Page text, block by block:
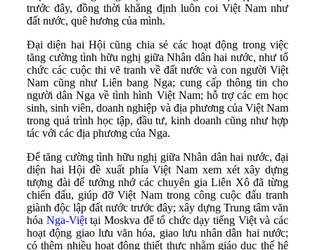
trước đây, đồng thời khẳng định luôn coi Việt Nam như
đất nước, quê hương của mình.
Đại diện hai Hội cũng chia sẻ các hoạt động trong việc
tăng cường tình hữu nghị giữa Nhân dân hai nước, như tổ
chức các cuộc thi vẽ tranh về đất nước và con người Việt
Nam cũng như Liên bang Nga; cung cấp thông tin cho
người dân Nga về tình hình Việt Nam; hỗ trợ các em học
sinh, sinh viên, doanh nghiệp và địa phương của Việt Nam
trong quá trình học tập, đầu tư, kinh doanh cũng như hợp
tác với các địa phương của Nga.
Để tăng cường tình hữu nghị giữa Nhân dân hai nước, đại
diện hai Hội đề xuất phía Việt Nam xem xét xây dựng
tượng đài để tưởng nhớ các chuyên gia Liên Xô đã từng
chiến đấu, giúp đỡ Việt Nam trong công cuộc đấu tranh
giành độc lập đất nước trước đây; xây dựng Trung tâm văn
hóa Nga-Việttại Moskva để tổ chức dạy tiếng Việt và các
hoạt động giao lưu văn hóa, giao lưu nhân dân hai nước;
có thêm nhiều hoạt động thiết thực nhằm giáo dục thế hệ